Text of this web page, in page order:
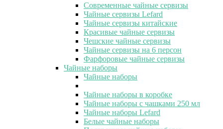
Современные чайные сервизы
Чайные сервизы Lefard
Чайные сервизы китайские
Красивые чайные сервизы
Чешские чайные сервизы
Чайные сервизы на 6 персон
Фарфоровые чайные сервизы
Чайные наборы
Чайные наборы
Чайные наборы в коробке
Чайные наборы с чашками 250 мл
Чайные наборы Lefard
Белые чайные наборы